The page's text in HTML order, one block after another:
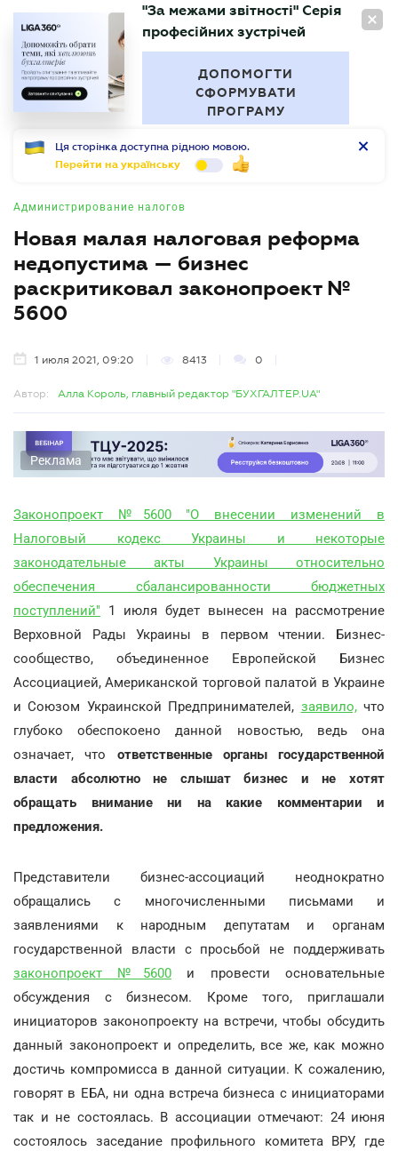
RU
БУХГАЛТЕР
"За межами звітності" Серія
професійних зустрічей
ДОПОМОГТИ
СФОРМУВАТИ
ПРОГРАМУ
Ця сторінка доступна рідною мовою.
Перейти на українську
Администрирование налогов
Новая малая налоговая реформа
недопустима — бизнес
раскритиковал законопроект №
5600
1 июля 2021, 09:20 8413 0
Автор: Алла Король, главный редактор "БУХГАЛТЕР.UA"
Реклама
Законопроект №5600 "О внесении изменений в
Налоговый кодекс Украины и некоторые
законодательные акты Украины относительно
обеспечения сбалансированности бюджетных
поступлений" 1 июля будет вынесен на рассмотрение
Верховной Рады Украины в первом чтении. Бизнес-
сообщество, объединенное Европейской Бизнес
Ассоциацией, Американской торговой палатой в Украине
и Союзом Украинской Предпринимателей, заявило,что
глубоко обеспокоено данной новостью, ведь она
означает, что ответственные органы государственной
власти абсолютно не слышат бизнес и не хотят
обращать внимание ни на какие комментарии и
предложения.
Представители бизнес-ассоциаций неоднократно
обращались с многочисленными письмами и
заявлениями к народным депутатам и органам
государственной власти с просьбой не поддерживать
законопроект №5600и провести основательные
обсуждения с бизнесом. Кроме того, приглашали
инициаторов законопроекту на встречи, чтобы обсудить
данный законопроект и определить, все же, как можно
достичь компромисса в данной ситуации. К сожалению,
говорят в ЕБА, ни одна встреча бизнеса с инициаторами
так и не состоялась. В ассоциации отмечают: 24 июня
состоялось заседание профильного комитета ВРУ, где